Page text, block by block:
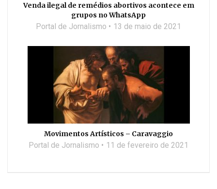
Venda ilegal de remédios abortivos acontece em
grupos no WhatsApp
Portal de Jornalismo 13 de maio de 2021
Movimentos Artísticos – Caravaggio
Portal de Jornalismo 11 de fevereiro de 2021